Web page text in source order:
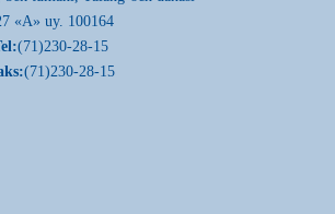
«A» uy. 100164
(71)230-28-15
(71)230-28-15